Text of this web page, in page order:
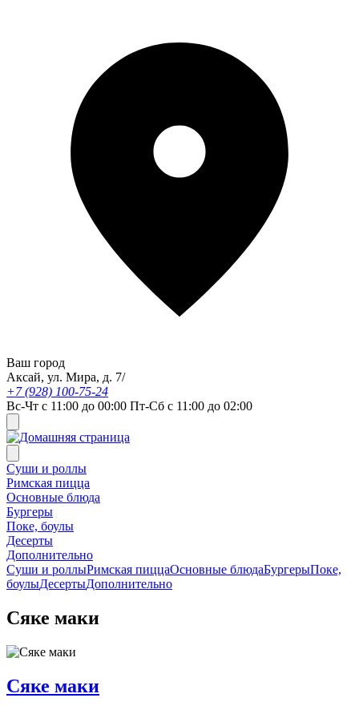
Ваш город
Аксай, ул. Мира, д. 7/
+7 (928) 100-75-24
Вс-Чт с 11:00 до 00:00 Пт-Сб с 11:00 до 02:00
Суши и роллы
Римская пицца
Основные блюда
Бургеры
Поке, боулы
Десерты
Дополнительно
Суши и роллыРимская пиццаОсновные блюдаБургерыПоке,
боулыДесертыДополнительно
Сяке маки
Сяке маки